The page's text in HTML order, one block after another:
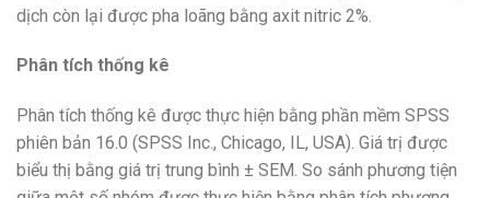
dịch còn lại được pha loãng bằng axit nitric 2%.
Phân tích thống kê
Phân tích thống kê được thực hiện bằng phần mềm SPSS
phiên bản 16.0 (SPSS Inc., Chicago, IL, USA). Giá trị được
biểu thị bằng giá trị trung bình ± SEM. So sánh phương tiện